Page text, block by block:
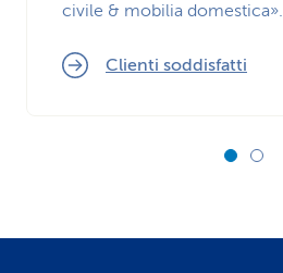
civile & mobilia domestica».
Clienti soddisfatti